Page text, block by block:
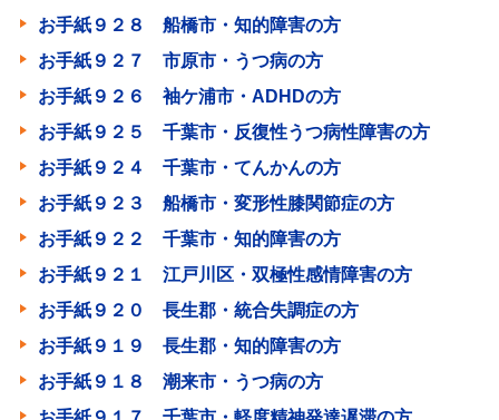
お手紙９２８ 船橋市・知的障害の方
お手紙９２７ 市原市・うつ病の方
お手紙９２６ 袖ケ浦市・ADHDの方
お手紙９２５ 千葉市・反復性うつ病性障害の方
お手紙９２４ 千葉市・てんかんの方
お手紙９２３ 船橋市・変形性膝関節症の方
お手紙９２２ 千葉市・知的障害の方
お手紙９２１ 江戸川区・双極性感情障害の方
お手紙９２０ 長生郡・統合失調症の方
お手紙９１９ 長生郡・知的障害の方
お手紙９１８ 潮来市・うつ病の方